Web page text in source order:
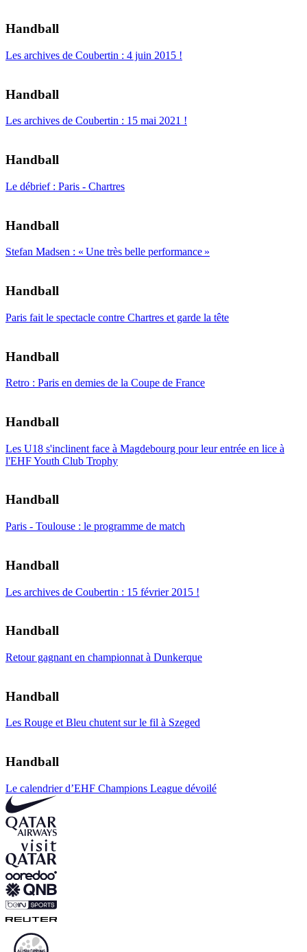
Handball
Les archives de Coubertin : 4 juin 2015 !
Handball
Les archives de Coubertin : 15 mai 2021 !
Handball
Le débrief : Paris - Chartres
Handball
Stefan Madsen : « Une très belle performance »
Handball
Paris fait le spectacle contre Chartres et garde la tête
Handball
Retro : Paris en demies de la Coupe de France
Handball
Les U18 s'inclinent face à Magdebourg pour leur entrée en lice à
l'EHF Youth Club Trophy
Handball
Paris - Toulouse : le programme de match
Handball
Les archives de Coubertin : 15 février 2015 !
Handball
Retour gagnant en championnat à Dunkerque
Handball
Les Rouge et Bleu chutent sur le fil à Szeged
Handball
Le calendrier d’EHF Champions League dévoilé